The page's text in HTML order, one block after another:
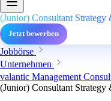
(Junior) Consultant Strategy
Jetzt bewerben
Jobbörse
Unternehmen
valantic Management
(Junior) Consultant Strategy